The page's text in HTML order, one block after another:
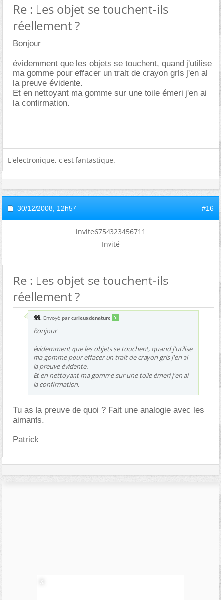
Re : Les objet se touchent-ils
réellement ?
Bonjour
évidemment que les objets se touchent, quand j'utilise
ma gomme pour effacer un trait de crayon gris j'en ai
la preuve évidente.
Et en nettoyant ma gomme sur une toile émeri j'en ai
la confirmation.
L'electronique, c'est fantastique.
30/12/2008, 12h57 #16
invite6754323456711
Invité
Re : Les objet se touchent-ils
réellement ?
Envoyé par curieuxdenature
Bonjour
évidemment que les objets se touchent, quand j'utilise
ma gomme pour effacer un trait de crayon gris j'en ai
la preuve évidente.
Et en nettoyant ma gomme sur une toile émeri j'en ai
la confirmation.
Tu as la preuve de quoi ? Fait une analogie avec les
aimants.
Patrick